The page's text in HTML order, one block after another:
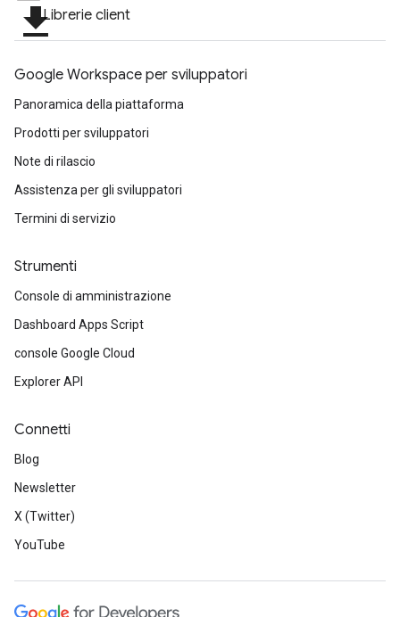
file_downloadLibrerie client
Google Workspace per sviluppatori
Panoramica della piattaforma
Prodotti per sviluppatori
Note di rilascio
Assistenza per gli sviluppatori
Termini di servizio
Strumenti
Console di amministrazione
Dashboard Apps Script
console Google Cloud
Explorer API
Connetti
Blog
Newsletter
X (Twitter)
YouTube